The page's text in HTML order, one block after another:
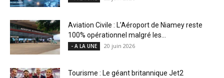
Aviation Civile : L’Aéroport de Niamey reste
100% opérationnel malgré les...
- A LA UNE 20 juin 2026
Tourisme : Le géant britannique Jet2